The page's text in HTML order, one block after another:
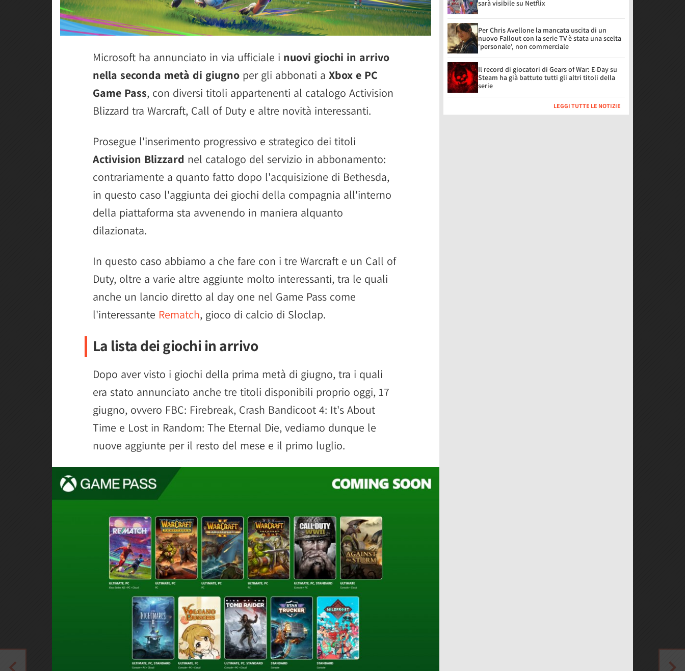
Microsoft ha annunciato in via ufficiale i nuovi giochi in arrivo
nella seconda metà di giugno per gli abbonati a Xbox e PC
Game Pass, con diversi titoli appartenenti al catalogo Activision
Blizzard tra Warcraft, Call of Duty e altre novità interessanti.
Prosegue l'inserimento progressivo e strategico dei titoli
Activision Blizzard nel catalogo del servizio in abbonamento:
contrariamente a quanto fatto dopo l'acquisizione di Bethesda,
in questo caso l'aggiunta dei giochi della compagnia all'interno
della piattaforma sta avvenendo in maniera alquanto
dilazionata.
In questo caso abbiamo a che fare con i tre Warcraft e un Call of
Duty, oltre a varie altre aggiunte molto interessanti, tra le quali
anche un lancio diretto al day one nel Game Pass come
l'interessante Rematch, gioco di calcio di Sloclap.
La lista dei giochi in arrivo
Dopo aver visto i giochi della prima metà di giugno, tra i quali
era stato annunciato anche tre titoli disponibili proprio oggi, 17
giugno, ovvero FBC: Firebreak, Crash Bandicoot 4: It's About
Time e Lost in Random: The Eternal Die, vediamo dunque le
nuove aggiunte per il resto del mese e il primo luglio.
sarà visibile su Netflix
Per Chris Avellone la mancata uscita di un
nuovo Fallout con la serie TV è stata una scelta
'personale', non commerciale
Il record di giocatori di Gears of War: E-Day su
Steam ha già battuto tutti gli altri titoli della
serie
LEGGI TUTTE LE NOTIZIE